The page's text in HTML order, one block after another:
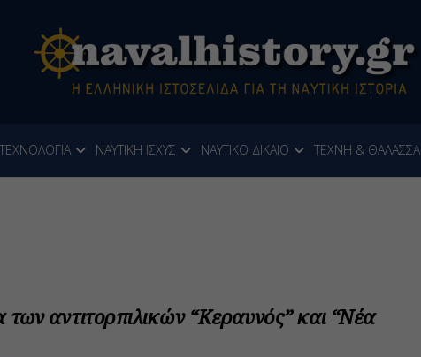
ΝΑΥΤΙΚΗ ΙΣΧΥΣ ΝΑΥΤΙΚΟ ΔΙΚΑΙΟ ΤΕΧΝΗ & ΘΑΛΑΣΣΑ
των αντιτορπιλικών “Κεραυνός” και “Νέα